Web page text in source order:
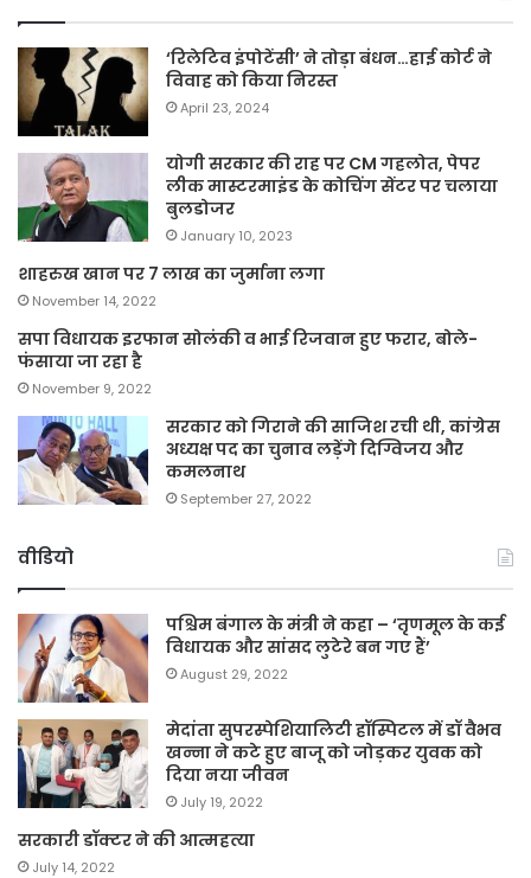
‘रिलेटिव इंपोटेंसी’ ने तोड़ा बंधन…हाई कोर्ट ने
विवाह को किया निरस्त
April 23, 2024
योगी सरकार की राह पर CM गहलोत, पेपर
लीक मास्टरमाइंड के कोचिंग सेंटर पर चलाया
बुलडोजर
January 10, 2023
शाहरुख खान पर 7 लाख का जुर्माना लगा
November 14, 2022
सपा विधायक इरफान सोलंकी व भाई रिजवान हुए फरार, बोले-
फंसाया जा रहा है
November 9, 2022
सरकार को गिराने की साजिश रची थी, कांग्रेस
अध्यक्ष पद का चुनाव लड़ेंगे दिग्विजय और
कमलनाथ
September 27, 2022
वीडियो
पश्चिम बंगाल के मंत्री ने कहा – ‘तृणमूल के कई
विधायक और सांसद लुटेरे बन गए हैं’
August 29, 2022
मेदांता सुपरस्पेशियालिटी हॉस्पिटल में डॉ वैभव
खन्ना ने कटे हुए बाजू को जोड़कर युवक को
दिया नया जीवन
July 19, 2022
सरकारी डॉक्टर ने की आत्महत्या
July 14, 2022